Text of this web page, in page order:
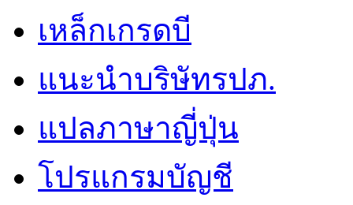
เหล็กเกรดบี
แนะนำบริษัทรปภ.
แปลภาษาญี่ปุ่น
โปรแกรมบัญชี